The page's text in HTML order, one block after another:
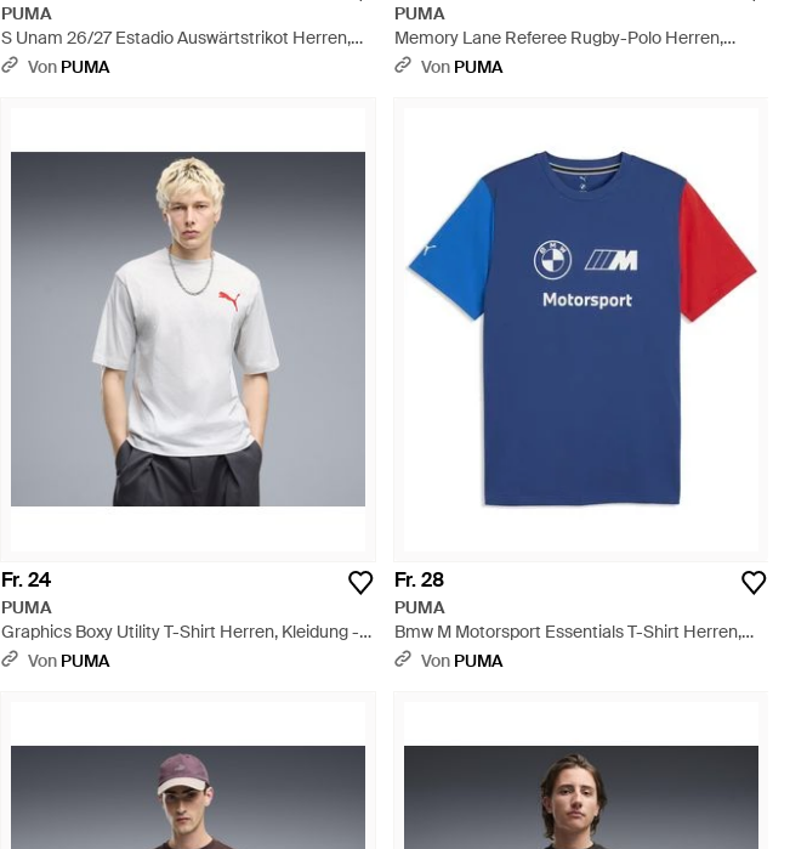
PUMA
S Unam 26/27 Estadio Auswärtstrikot Herren,
Accessoires - Weiß
Von PUMA
PUMA
Memory Lane Referee Rugby-Polo Herren,
Kleidung - Mehrfarbig
Von PUMA
Fr. 24
PUMA
Graphics Boxy Utility T-Shirt Herren, Kleidung -
GrauVon PUMA
Fr. 28
PUMA
Bmw M Motorsport Essentials T-Shirt Herren,
Accessoires - Blau
Von PUMA